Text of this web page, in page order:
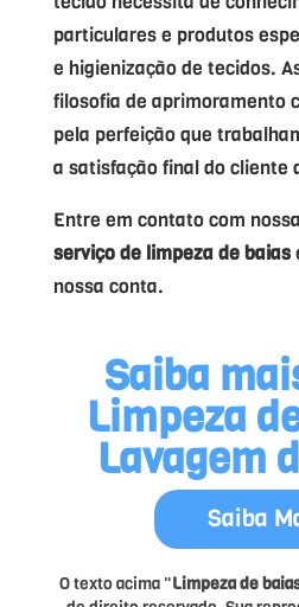
particulares e produtos
e higienização de tecidos.
filosofia de aprimoramento
pela perfeição que
a satisfação final do cliente
Entre em contato com
serviço de limpeza de baias
nossa conta.
Saiba
Limpeza
Lavagem
Saiba
O texto acima "Limpeza de